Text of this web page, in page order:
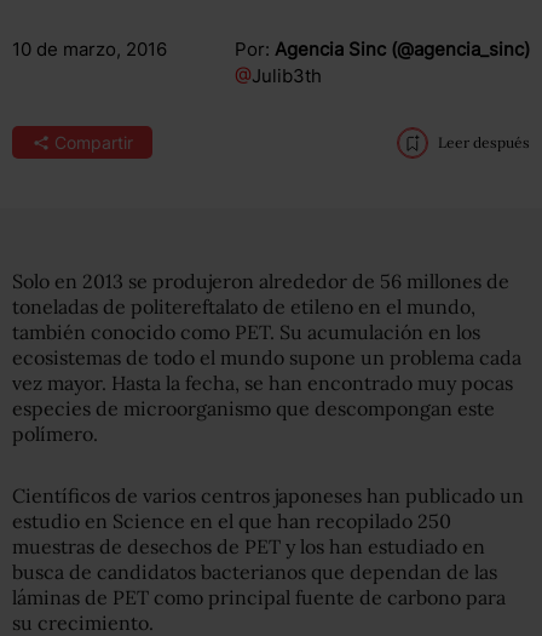
10 de marzo, 2016 Por: Agencia Sinc (@agencia_sinc)
@Julib3th
Compartir Leer después
Solo en 2013 se produjeron alrededor de 56 millones de
toneladas de politereftalato de etileno en el mundo,
también conocido como PET. Su acumulación en los
ecosistemas de todo el mundo supone un problema cada
vez mayor. Hasta la fecha, se han encontrado muy pocas
especies de microorganismo que descompongan este
polímero.
Científicos de varios centros japoneses han publicado un
estudio en Science en el que han recopilado 250
muestras de desechos de PET y los han estudiado en
busca de candidatos bacterianos que dependan de las
láminas de PET como principal fuente de carbono para
su crecimiento.